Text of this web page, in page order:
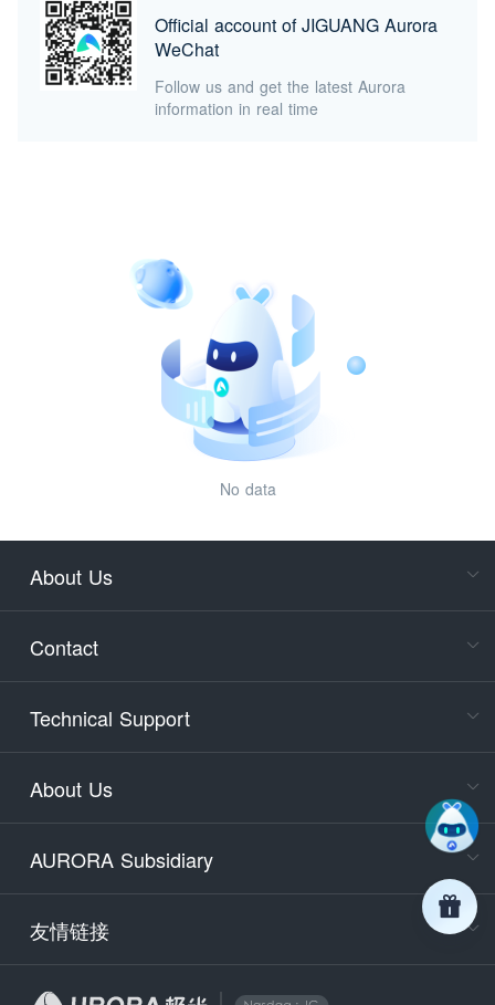
No data
Official account of JIGUANG Aurora
WeChat
Follow us and get the latest Aurora
information in real time
About Us
Contact
Technical Support
About Us
AURORA Subsidiary
友情链接
days)
9:30-
Email